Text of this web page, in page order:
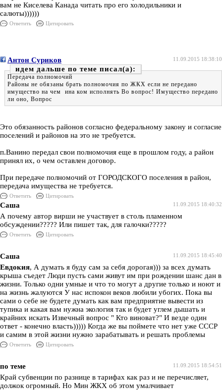
вам не Киселева Канада читать про его холодильники и
салюты))))))
Ответить Цитировать
11.09.2015 18:38:10
Антон Суриков
идем дальше по теме
Передача полномочий
Районы не обязаны брать полномочия по ЖКХ если не передано
имущество на чем ина ком исполнять Во вопрос! Имущество передано
ли оно, Вопрос
Это обязанность районов согласно федеральному закону и согласие
поселений и районов на это не требуется.
п.Ванино передал свои полномочия еще в прошлом году, а район
принял их, о чем оставлен договор.
При передаче полномочий от ГОРОДСКОГО поселения в район,
передача имущества не требуется.
Ответить
Цитировать
11.09.2015 18:40:32
Саша
А почему автор вирши не участвует в столь пламенном
обсуждении????? Или пишет так, для галочки?????
Ответить Цитировать
11.09.2015 18:45:40
Саша
Евдокия, А думать я буду сам за себя дорогая))) за всех думать
крыша съедет Люди пусть сами живут им при рождении шанс дан в
жизни. Только одни умные и что то могут а другие только и ноют и
на жизнь жалуются У нас испокон веков любили убогих. Пока вы
сами о себе не будете думать как вам предприятие вывести из
тупика и какая вам нужна экология так и будет углем дышать и
крайних искать Извечный вопрос " Кто виноват?" И везде один
ответ - конечно власть))))) Когда же вы поймете что нет уже СССР
и самим в этой жизни нужно зарабатывать и решать проблемы
Ответить Цитировать
11.09.2015 18:54:51
по теме
Край субвенции по разнице в тарифах как раз и не перечисляет,
должок огромный. Но Мин ЖКХ об этом умалчивает